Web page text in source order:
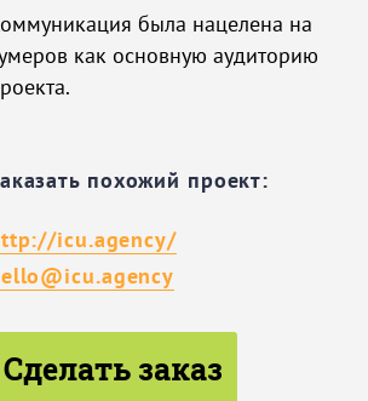
была нацелена на
как основную аудиторию
похожий проект:
icu.agency/
Сделать заказ